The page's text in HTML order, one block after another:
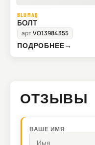
BLUMAQ
БОЛТ
арт.VO13984355
ПОДРОБНЕЕ→
ОТЗЫВЫ
ВАШЕ ИМЯ